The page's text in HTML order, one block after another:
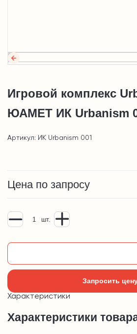
Игровой комплекс
ЮАМЕТ ИК Urbanism
Артикул: ИК Urbanism 001
Цена по запросу
шт.
Запросить
Характеристики
Характеристики